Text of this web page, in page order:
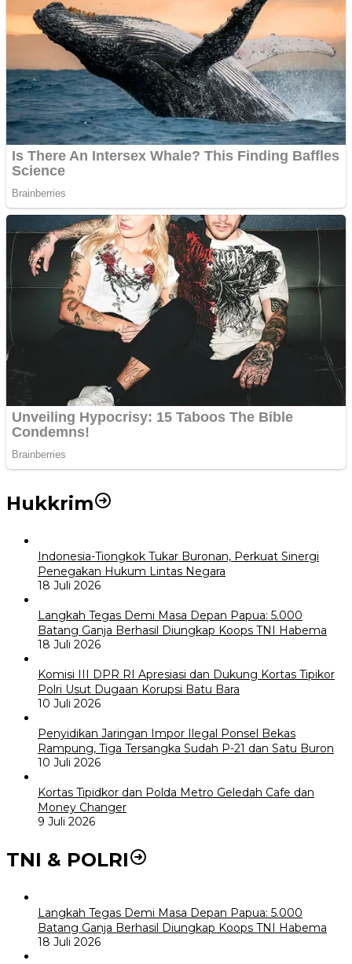
Hukkrim
Indonesia-Tiongkok Tukar Buronan, Perkuat Sinergi
Penegakan Hukum Lintas Negara
18 Juli 2026
Langkah Tegas Demi Masa Depan Papua: 5.000
Batang Ganja Berhasil Diungkap Koops TNI Habema
18 Juli 2026
Komisi III DPR RI Apresiasi dan Dukung Kortas Tipikor
Polri Usut Dugaan Korupsi Batu Bara
10 Juli 2026
Penyidikan Jaringan Impor Ilegal Ponsel Bekas
Rampung, Tiga Tersangka Sudah P-21 dan Satu Buron
10 Juli 2026
Kortas Tipidkor dan Polda Metro Geledah Cafe dan
Money Changer
9 Juli 2026
TNI & POLRI
Langkah Tegas Demi Masa Depan Papua: 5.000
Batang Ganja Berhasil Diungkap Koops TNI Habema
18 Juli 2026